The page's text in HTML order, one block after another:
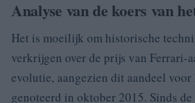
Analyse van de koers van
Het is moeilijk om historische
verkrijgen over de prijs van Ferrari-
evolutie, aangezien dit aandeel voor
genoteerd in oktober 2015. Sinds